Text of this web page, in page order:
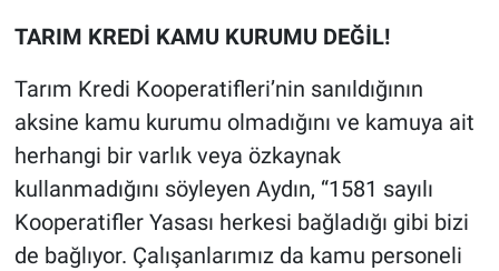
TARIM KREDİ KAMU KURUMU DEĞİL!
Tarım Kredi Kooperatifleri’nin sanıldığının
aksine kamu kurumu olmadığını ve kamuya ait
herhangi bir varlık veya özkaynak
kullanmadığını söyleyen Aydın, “1581 sayılı
Kooperatifler Yasası herkesi bağladığı gibi bizi
de bağlıyor. Çalışanlarımız da kamu personeli